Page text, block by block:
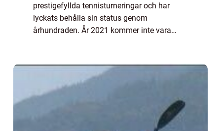
prestigefyllda tennisturneringar och har
lyckats behålla sin status genom
århundraden. År 2021 kommer inte vara
att kämpa om ära oc...